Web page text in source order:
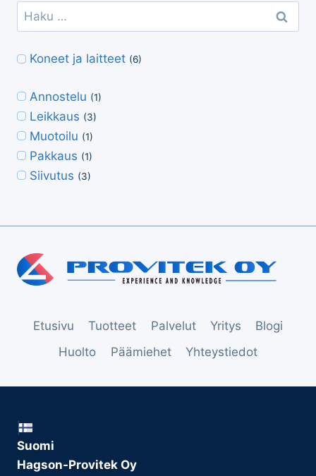
Haku:
Koneet ja laitteet (6)
Annostelu (1)
Leikkaus (3)
Muotoilu (1)
Pakkaus (1)
Siivutus (3)
Etusivu Tuotteet Palvelut Yritys
Blogi
Huolto
Päämiehet Yhteystiedot
Suomi
Hagson-Provitek Oy